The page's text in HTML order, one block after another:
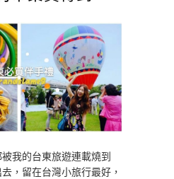
我的台東旅遊連載燒到
，留在台灣小旅行最好，